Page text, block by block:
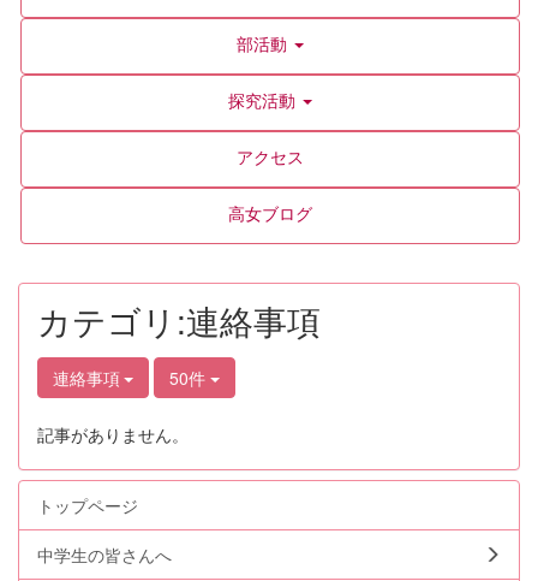
部活動
探究活動
アクセス
高女ブログ
カテゴリ:連絡事項
連絡事項 50件
記事がありません。
トップページ
中学生の皆さんへ